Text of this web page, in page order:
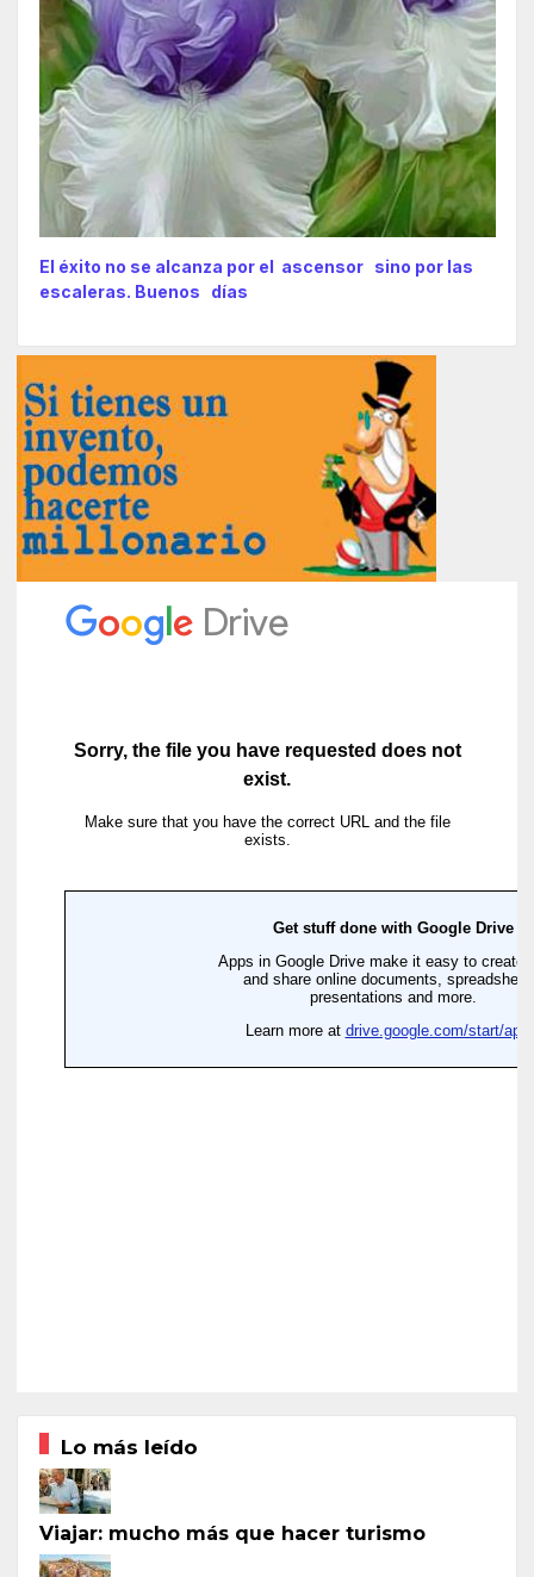
El éxito no se alcanza por el ascensor sino por las
escaleras. Buenos días
Lo más leído
Viajar: mucho más que hacer turismo